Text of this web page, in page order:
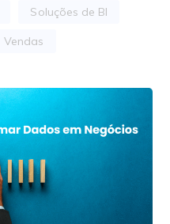
Soluções de BI
Vendas